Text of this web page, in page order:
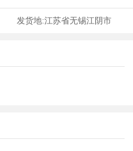
发货地:江苏省无锡江阴市